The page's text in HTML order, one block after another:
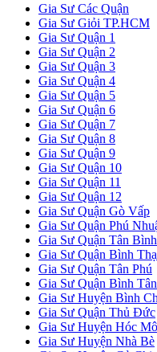
Gia Sư Các Quận
Gia Sư Giỏi TP.HCM
Gia Sư Quận 1
Gia Sư Quận 2
Gia Sư Quận 3
Gia Sư Quận 4
Gia Sư Quận 5
Gia Sư Quận 6
Gia Sư Quận 7
Gia Sư Quận 8
Gia Sư Quận 9
Gia Sư Quận 10
Gia Sư Quận 11
Gia Sư Quận 12
Gia Sư Quận Gò Vấp
Gia Sư Quận Phú
Gia Sư Quận Tân Bình
Gia Sư Quận Bình
Gia Sư Quận Tân Phú
Gia Sư Quận Bình Tân
Gia Sư Huyện Bình
Gia Sư Quận Thủ Đức
Gia Sư Huyện Hóc
Gia Sư Huyện Nhà Bè